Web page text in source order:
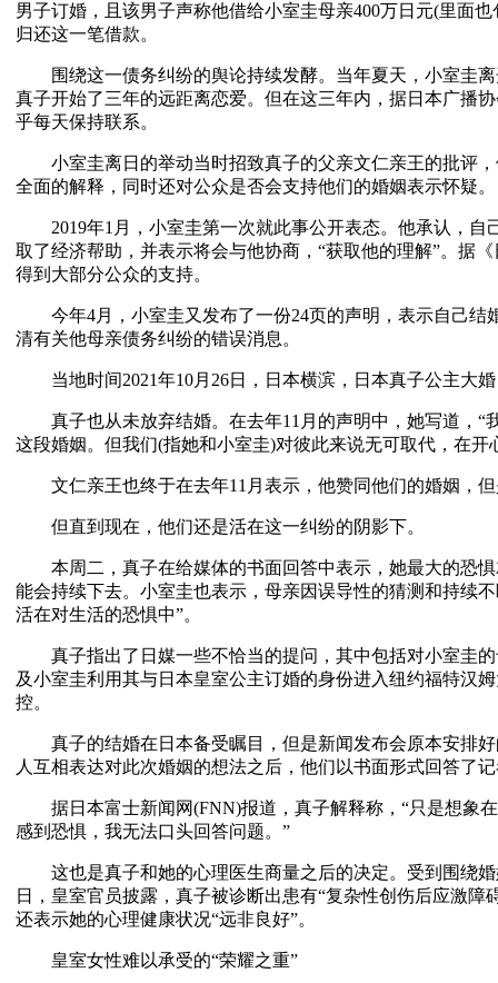
男子订婚，且该男子声称他借给小室圭母亲400万日元(里面
归还这一笔借款。
围绕这一债务纠纷的舆论持续发酵。当年夏天，小室圭离
真子开始了三年的远距离恋爱。但在这三年内，据日本广播
乎每天保持联系。
小室圭离日的举动当时招致真子的父亲文仁亲王的批评，
全面的解释，同时还对公众是否会支持他们的婚姻表示怀疑。
2019年1月，小室圭第一次就此事公开表态。他承认，自
取了经济帮助，并表示将会与他协商，“获取他的理解”。据
得到大部分公众的支持。
今年4月，小室圭又发布了一份24页的声明，表示自己结
清有关他母亲债务纠纷的错误消息。
当地时间2021年10月26日，日本横滨，日本真子公主大婚
真子也从未放弃结婚。在去年11月的声明中，她写道，“
这段婚姻。但我们(指她和小室圭)对彼此来说无可取代，在开
文仁亲王也终于在去年11月表示，他赞同他们的婚姻，但
但直到现在，他们还是活在这一纠纷的阴影下。
本周二，真子在给媒体的书面回答中表示，她最大的恐惧
能会持续下去。小室圭也表示，母亲因误导性的猜测和持续
活在对生活的恐惧中”。
真子指出了日媒一些不恰当的提问，其中包括对小室圭的
及小室圭利用其与日本皇室公主订婚的身份进入纽约福特汉
控。
真子的结婚在日本备受瞩目，但是新闻发布会原本安排好
人互相表达对此次婚姻的想法之后，他们以书面形式回答了
据日本富士新闻网(FNN)报道，真子解释称，“只是想象
感到恐惧，我无法口头回答问题。”
这也是真子和她的心理医生商量之后的决定。受到围绕婚
日，皇室官员披露，真子被诊断出患有“复杂性创伤后应激障
还表示她的心理健康状况“远非良好”。
皇室女性难以承受的“荣耀之重”